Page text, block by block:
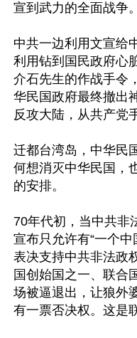
宣到武力的全面战争。
中共一边利用文宣给
利用钻到国民政府心
介石先生的作战手令
华民国政府最终撤出
反攻大陆，从共产党
迁都台湾岛，中华民
何想消灭中华民国，
的安排。
70年代初，当中共非
宣布只允许有“一个
表决支持中共非法政
国创始国之一、联合
场被逼退出，让狼外
有一票否决权。这是